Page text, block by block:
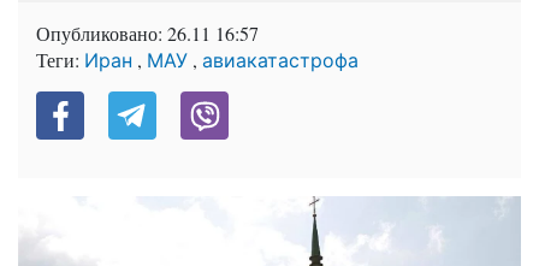
Опубликовано: 26.11 16:57
Теги: Иран , МАУ , авиакатастрофа